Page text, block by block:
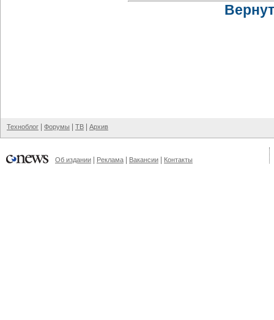
Техноблог Форумы ТВ Архив
Об издании Реклама Вакансии Контакты